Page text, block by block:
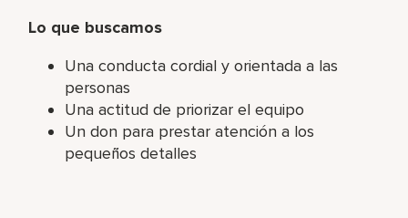
Lo que buscamos
Una conducta cordial y orientada a las
personas
Una actitud de priorizar el equipo
Un don para prestar atención a los
pequeños detalles